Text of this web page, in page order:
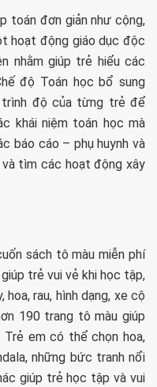
toán đơn giản như cộng,
hoạt động giáo dục độc
nhằm giúp trẻ hiểu các
độ Toán học bổ sung
độ của từng trẻ để
khái niệm toán học mà
báo cáo – phụ huynh và
tìm các hoạt động xây
sách tô màu miễn phí
trẻ vui vẻ khi học tập,
rau, hình dạng, xe cộ
190 trang tô màu giúp
Trẻ em có thể chọn hoa,
những bức tranh nổi
giúp trẻ học tập và vui